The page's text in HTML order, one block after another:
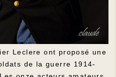
Leclere ont proposé une
de la guerre 1914-